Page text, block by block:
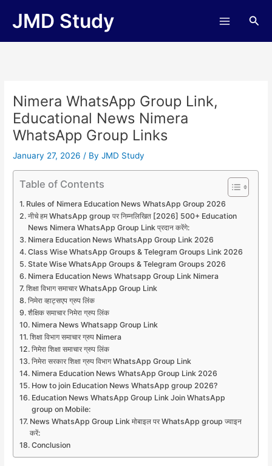
JMD Study
Nimera WhatsApp Group Link,
Educational News Nimera
WhatsApp Group Links
January 27, 2026/ ByJMD Study
Table of Contents
Rules of Nimera Education News WhatsApp Group 2026
नीचे हम WhatsApp group पर निम्नलिखित [2026] 500+ Education
News Nimera WhatsApp Group Link प्रदान करेंगे:
Nimera Education News WhatsApp Group Link 2026
Class Wise WhatsApp Groups & Telegram Groups Link 2026
State Wise WhatsApp Groups & Telegram Groups 2026
Nimera Education News Whatsapp Group Link Nimera
शिक्षा विभाग समाचार WhatsApp Group Link
निमेरा व्हाट्सएप ग्रुप लिंक
शैक्षिक समाचार निमेरा ग्रुप लिंक
Nimera News Whatsapp Group Link
शिक्षा विभाग समाचार ग्रुप Nimera
निमेरा शिक्षा समाचार ग्रुप लिंक
निमेरा सरकार शिक्षा ग्रुप विभाग WhatsApp Group Link
Nimera Education News WhatsApp Group Link 2026
How to join Education News WhatsApp group 2026?
Education News WhatsApp Group Link Join WhatsApp
group on Mobile:
News WhatsApp Group Link मोबाइल पर WhatsApp group ज्वाइन
करें:
Conclusion